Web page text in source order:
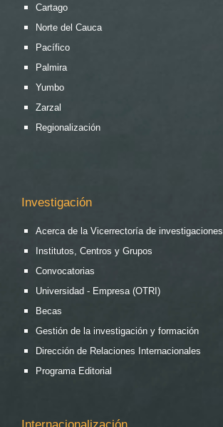
Cartago
Norte del Cauca
Pacífico
Palmira
Yumbo
Zarzal
Regionalización
Investigación
Acerca de la Vicerrectoría de investigaciones
Institutos, Centros y Grupos
Convocatorias
Universidad - Empresa (OTRI)
Becas
Gestión de la investigación y formación
Dirección de Relaciones Internacionales
Programa Editorial